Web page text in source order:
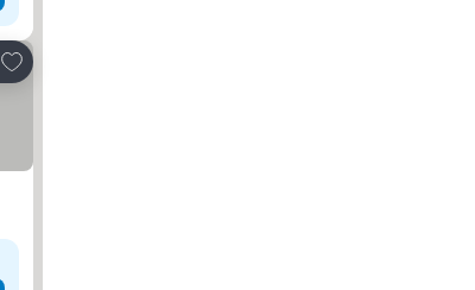
Přidat na seznam oblíbených hotelů